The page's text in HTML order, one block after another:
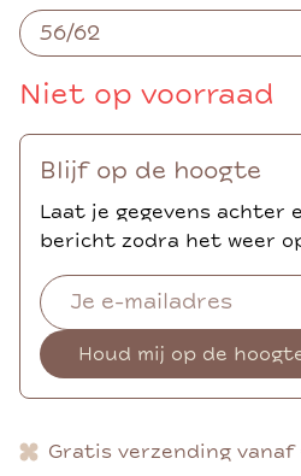
Niet op voorraad
Blijf op de hoogte
Laat je gegevens achter
bericht zodra het weer
Houd mij op de
Gratis verzending vanaf